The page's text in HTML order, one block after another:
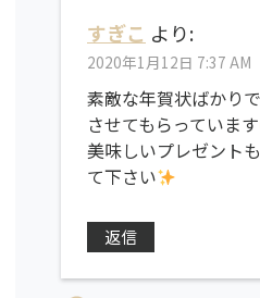
すぎこ より:
2020年1月12日 7:37 AM
素敵な年賀状ばかり
させてもらっています
美味しいプレゼント
て下さい
返信